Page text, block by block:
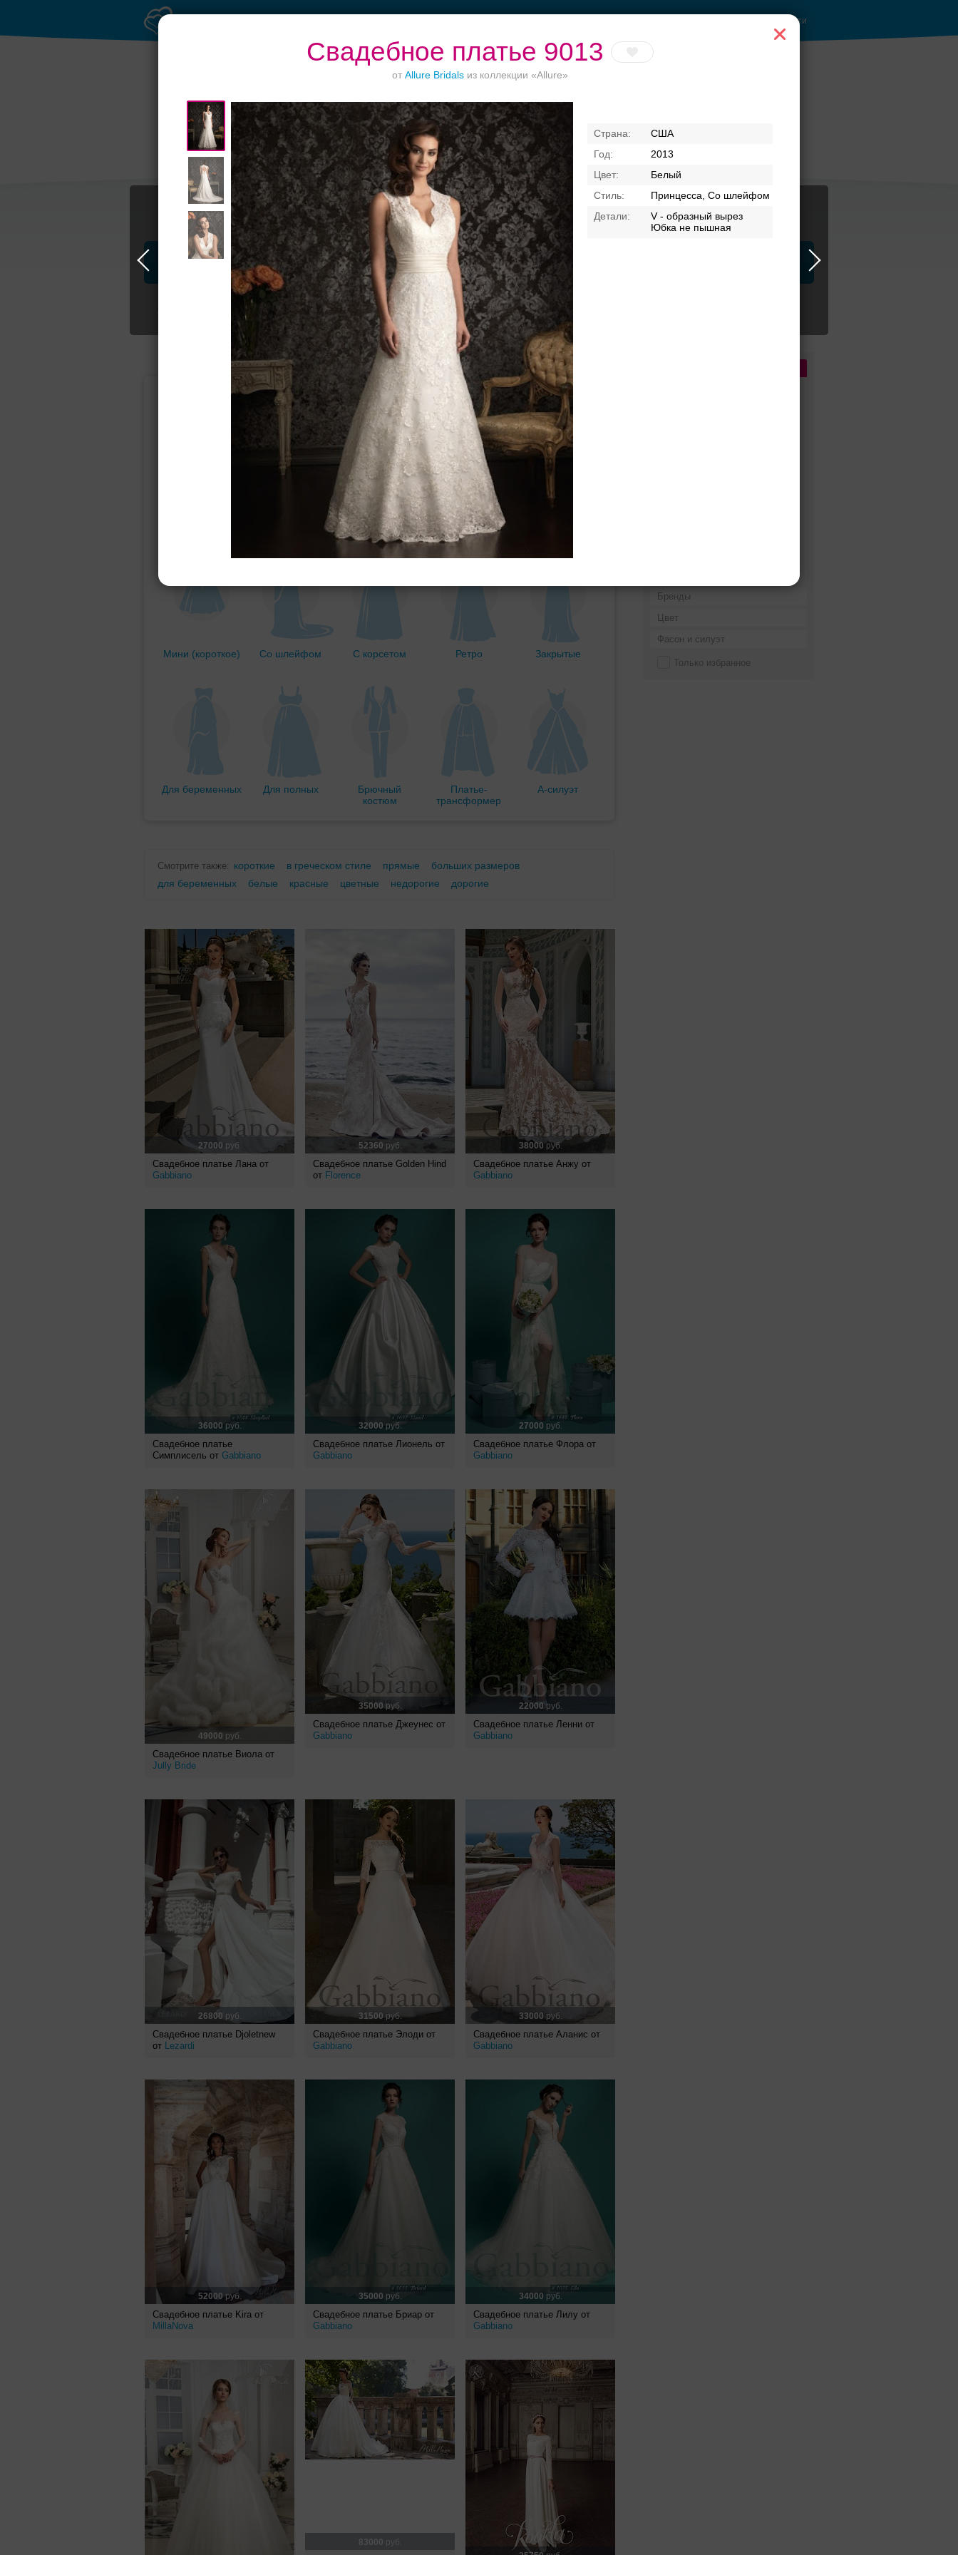
Свадебное платье 9013
от Allure Bridalsиз коллекции «Allure»
США
2013
Белый
Принцесса, Со шлейфом
V - образный вырез
Юбка не пышная
Войти
Приватное
торжество в центре
Торжества за
городом
Банкетный зал при
отеле
Банкетные залы до
50 гостей
Профессионалы и услуги Свадебные платья Банкет Транспорт
Бренды
Цвет
Фасон и силуэт
Только избранное
Свадебные платья
Подбор свадебного платья
По стилю
Русалка Принцесса
Мини (короткое) Со шлейфом С корсетом Ретро Закрытые
Для беременных Для полных
Брючный
костюм
Платье-
трансформер
А-силуэт
Смотрите также: короткие в греческом стиле прямые
больших размеров
для беременных
белые красные цветные недорогие дорогие
27000 руб.
Свадебное платье Лана от
Gabbiano
52360 руб.
Свадебное платье Golden Hind
от Florence
38000руб.
Свадебное платье Анжу от
Gabbiano
36000 руб.
Свадебное платье
Симплисель от Gabbiano
32000руб.
Свадебное платье Лионель от
Gabbiano
27000 руб.
Свадебное платье Флора от
Gabbiano
49000 руб.
Свадебное платье Виола от
Jully Bride
35000руб.
Свадебное платье Джеунес от
Gabbiano
22000руб.
Свадебное платье Ленни от
Gabbiano
26800 руб.
Свадебное платье Djoletnew
от Lezardi
31500руб.
Свадебное платье Элоди от
Gabbiano
33000 руб.
Свадебное платье Аланис от
Gabbiano
52000руб.
Свадебное платье Kira от
MillaNova
35000 руб.
Свадебное платье Бриар от
Gabbiano
34000 руб.
Свадебное платье Лилу от
Gabbiano
83000 руб.